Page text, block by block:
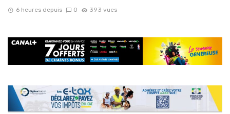
6 heures depuis 0 393 vues